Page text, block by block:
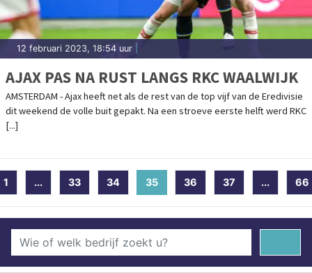
12 februari 2023, 18:54 uur
AJAX PAS NA RUST LANGS RKC WAALWIJK
AMSTERDAM - Ajax heeft net als de rest van de top vijf van de Eredivisie
dit weekend de volle buit gepakt. Na een stroeve eerste helft werd RKC
[...]
1 ... 33 34 35(current)
36 37 ... 66